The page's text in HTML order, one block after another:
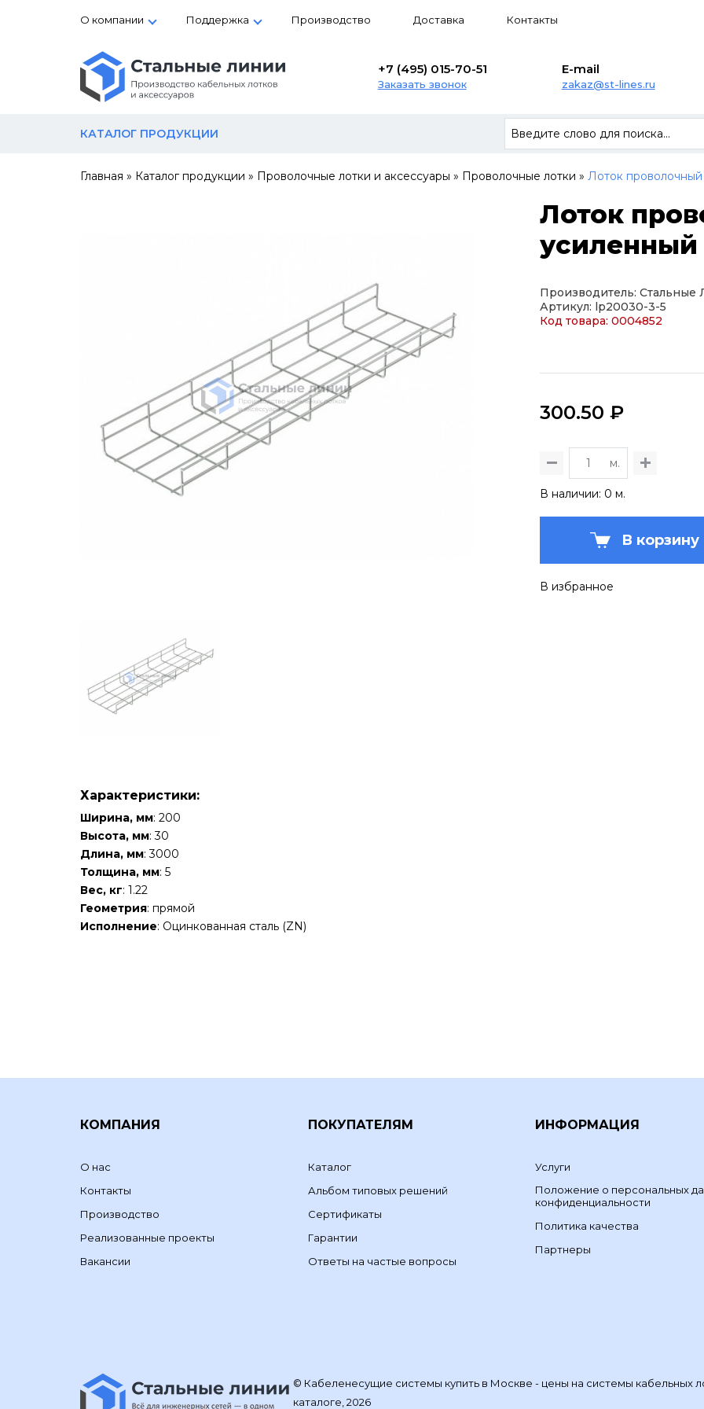
О компании Поддержка Производство Доставка Контакты
+7 (495) 015-70-51
Заказать звонок
E-mail
zakaz@st-lines.ru
КАТАЛОГ ПРОДУКЦИИ
Главная » Каталог продукции » Проволочные лотки и аксессуары » Проволочные лотки » Лоток
Лоток
усиленный
Производитель: Стальные
Артикул: lp20030-3-5
Код товара: 0004852
300.50 ₽
м.
В наличии: 0 м.
В корзину
В избранное
Характеристики:
Ширина, мм: 200
Высота, мм: 30
Длина, мм: 3000
Толщина, мм: 5
Вес, кг: 1.22
Геометрия: прямой
Исполнение: Оцинкованная сталь (ZN)
КОМПАНИЯ
О нас
Контакты
Производство
Реализованные проекты
Вакансии
ПОКУПАТЕЛЯМ
Каталог
Альбом типовых решений
Сертификаты
Гарантии
Ответы на частые вопросы
ИНФОРМАЦИЯ
Услуги
Положение о персональных
конфиденциальности
Политика качества
Партнеры
© Кабеленесущие системы купить в Москве - цены на системы кабельных
каталоге, 2026